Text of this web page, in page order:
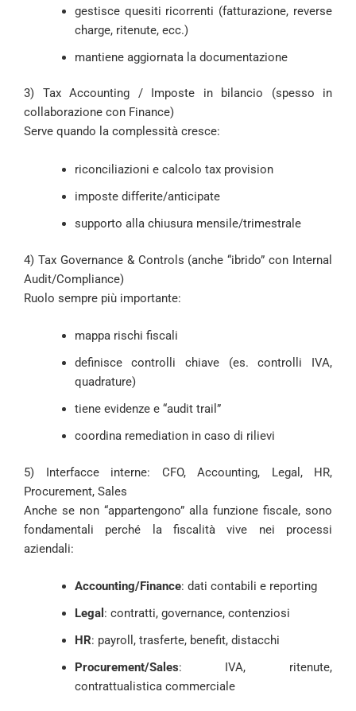
gestisce quesiti ricorrenti (fatturazione, reverse
charge, ritenute, ecc.)
mantiene aggiornata la documentazione
3) Tax Accounting / Imposte in bilancio (spesso in
collaborazione con Finance)
Serve quando la complessità cresce:
riconciliazioni e calcolo tax provision
imposte differite/anticipate
supporto alla chiusura mensile/trimestrale
4) Tax Governance & Controls (anche “ibrido” con Internal
Audit/Compliance)
Ruolo sempre più importante:
mappa rischi fiscali
definisce controlli chiave (es. controlli IVA,
quadrature)
tiene evidenze e “audit trail”
coordina remediation in caso di rilievi
5) Interfacce interne: CFO, Accounting, Legal, HR,
Procurement, Sales
Anche se non “appartengono” alla funzione fiscale, sono
fondamentali perché la fiscalità vive nei processi
aziendali:
Accounting/Finance: dati contabili e reporting
Legal : contratti, governance, contenziosi
HR: payroll, trasferte, benefit, distacchi
Procurement/Sales: IVA, ritenute,
contrattualistica commerciale